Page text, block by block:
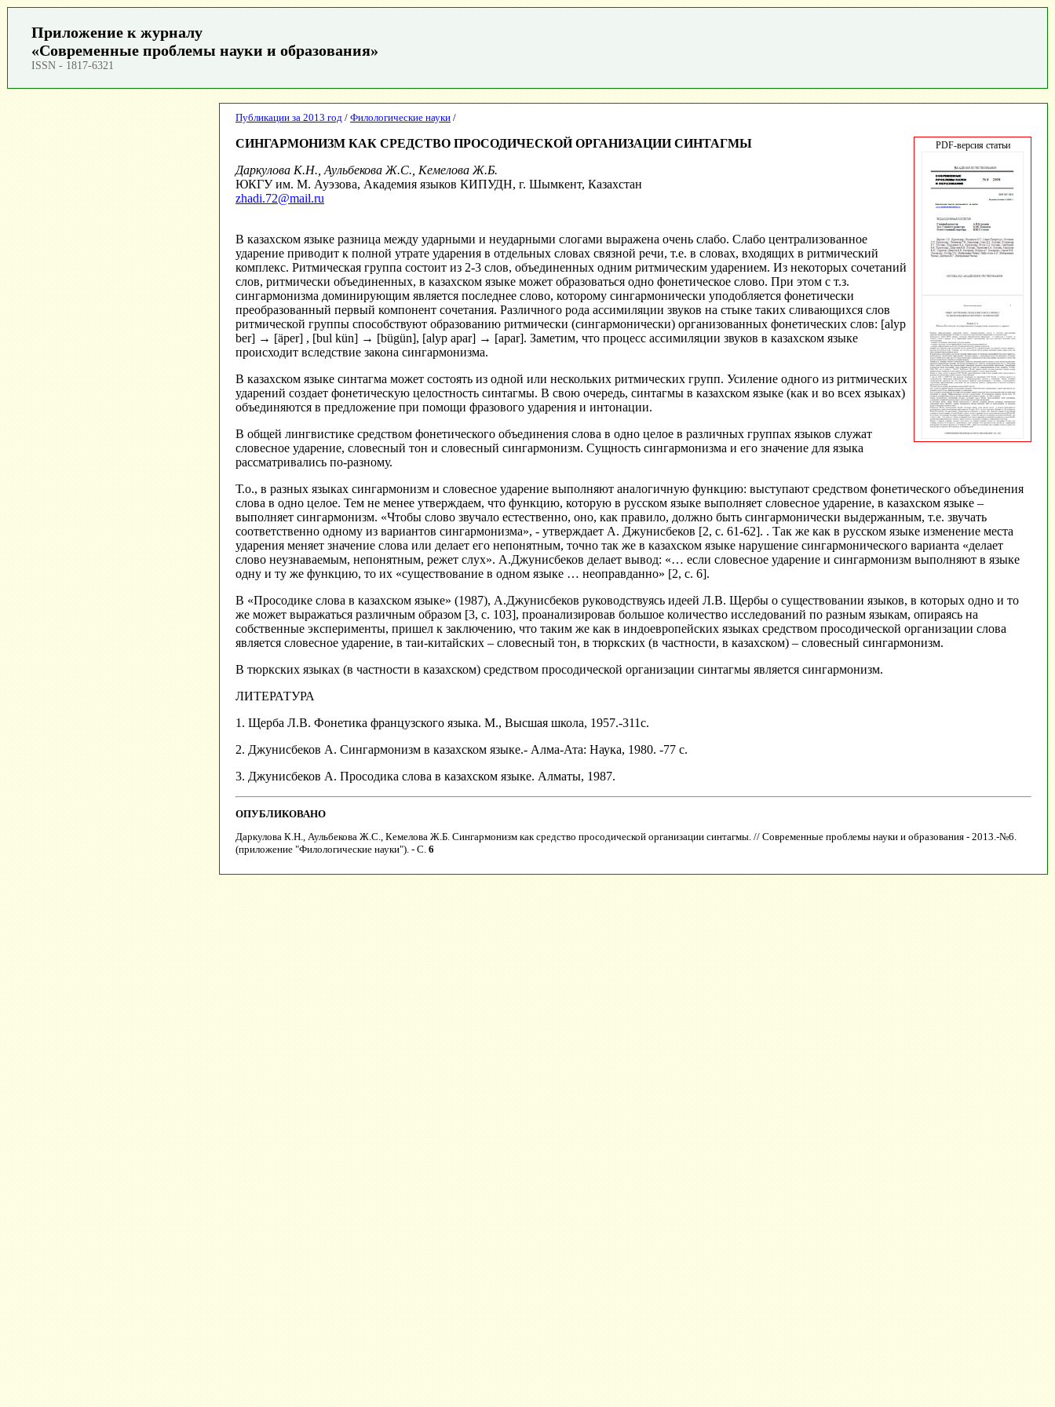
Приложение к журналу
«Современные проблемы науки и образования»
ISSN - 1817-6321
Публикации за 2013 год / Филологические науки /
PDF-версия статьи
СИНГАРМОНИЗМ КАК СРЕДСТВО ПРОСОДИЧЕСКОЙ ОРГАНИЗАЦИИ СИНТАГМЫ
Даркулова К.Н., Аульбекова Ж.С., Кемелова Ж.Б.
ЮКГУ им. М. Ауэзова, Академия языков КИПУДН, г. Шымкент, Казахстан
zhadi.72@mail.ru
В казахском языке разница между ударными и неударными слогами выражена очень слабо. Слабо централизованное
ударение приводит к полной утрате ударения в отдельных словах связной речи, т.е. в словах, входящих в ритмический
комплекс. Ритмическая группа состоит из 2-3 слов, объединенных одним ритмическим ударением. Из некоторых сочетаний
слов, ритмически объединенных, в казахском языке может образоваться одно фонетическое слово. При этом с т.з.
сингармонизма доминирующим является последнее слово, которому сингармонически уподобляется фонетически
преобразованный первый компонент сочетания. Различного рода ассимиляции звуков на стыке таких сливающихся слов
ритмической группы способствуют образованию ритмически (сингармонически) организованных фонетических слов: [alyp
ber] → [äper] , [bul kün] → [bügün], [alyp apar] → [apar]. Заметим, что процесс ассимиляции звуков в казахском языке
происходит вследствие закона сингармонизма.
В казахском языке синтагма может состоять из одной или нескольких ритмических групп. Усиление одного из ритмических
ударений создает фонетическую целостность синтагмы. В свою очередь, синтагмы в казахском языке (как и во всех языках)
объединяются в предложение при помощи фразового ударения и интонации.
В общей лингвистике средством фонетического объединения слова в одно целое в различных группах языков служат
словесное ударение, словесный тон и словесный сингармонизм. Сущность сингармонизма и его значение для языка
рассматривались по-разному.
Т.о., в разных языках сингармонизм и словесное ударение выполняют аналогичную функцию: выступают средством фонетического объединения
слова в одно целое. Тем не менее утверждаем, что функцию, которую в русском языке выполняет словесное ударение, в казахском языке –
выполняет сингармонизм. «Чтобы слово звучало естественно, оно, как правило, должно быть сингармонически выдержанным, т.е. звучать
соответственно одному из вариантов сингармонизма», - утверждает А. Джунисбеков [2, с. 61-62]. . Так же как в русском языке изменение места
ударения меняет значение слова или делает его непонятным, точно так же в казахском языке нарушение сингармонического варианта «делает
слово неузнаваемым, непонятным, режет слух». А.Джунисбеков делает вывод: «… если словесное ударение и сингармонизм выполняют в языке
одну и ту же функцию, то их «существование в одном языке … неоправданно» [2, с. 6].
В «Просодике слова в казахском языке» (1987), А.Джунисбеков руководствуясь идеей Л.В. Щербы о существовании языков, в которых одно и то
же может выражаться различным образом [3, с. 103], проанализировав большое количество исследований по разным языкам, опираясь на
собственные эксперименты, пришел к заключению, что таким же как в индоевропейских языках средством просодической организации слова
является словесное ударение, в таи-китайских – словесный тон, в тюркских (в частности, в казахском) – словесный сингармонизм.
В тюркских языках (в частности в казахском) средством просодической организации синтагмы является сингармонизм.
ЛИТЕРАТУРА
1. Щерба Л.В. Фонетика французского языка. M., Высшая школа, 1957.-311с.
2. Джунисбеков А. Сингармонизм в казахском языке.- Алма-Ата: Наука, 1980. -77 с.
3. Джунисбеков А. Просодика слова в казахском языке. Алматы, 1987.
ОПУБЛИКОВАНО
Даркулова К.Н., Аульбекова Ж.С., Кемелова Ж.Б. Сингармонизм как средство просодической организации синтагмы. // Современные проблемы науки и образования - 2013.-№6.
(приложение "Филологические науки"). - C. 6